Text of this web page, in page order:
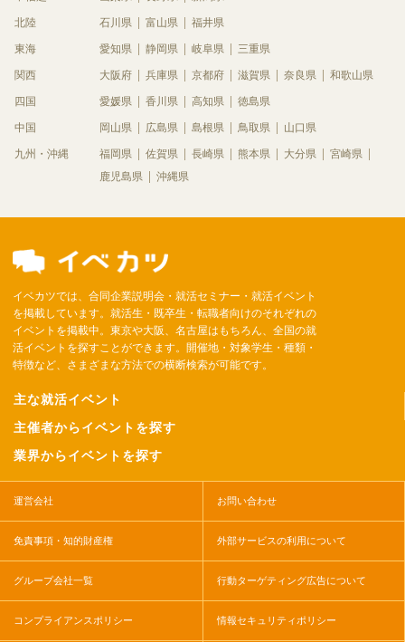
北陸 石川県 富山県 福井県
東海 愛知県 静岡県 岐阜県 三重県
関西 大阪府 兵庫県 京都府 滋賀県 奈良県 和歌山県
四国 愛媛県 香川県 高知県 徳島県
中国 岡山県 広島県 島根県 鳥取県 山口県
九州・沖縄 福岡県 佐賀県 長崎県 熊本県 大分県
宮崎県
鹿児島県
沖縄県
イベカツでは、合同企業説明会・就活セミナー・就活イベント
を掲載しています。就活生・既卒生・転職者向けのそれぞれの
イベントを掲載中。東京や大阪、名古屋はもちろん、全国の就
活イベントを探すことができます。開催地・対象学生・種類・
特徴など、さまざまな方法での横断検索が可能です。
主な就活イベント
主催者からイベントを探す
業界からイベントを探す
運営会社 お問い合わせ
免責事項・知的財産権 外部サービスの利用について
グループ会社一覧 行動ターゲティング広告について
コンプライアンスポリシー 情報セキュリティポリシー